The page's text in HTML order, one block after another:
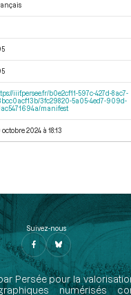
iiif.persee.fr/b0e2cf11-597c-427d-8ac7-
3fc29820-5a05-4ed7-909d-
manifest
octobre 2024 à 18:13
Suivez-nous
Persée pour la
numérisés